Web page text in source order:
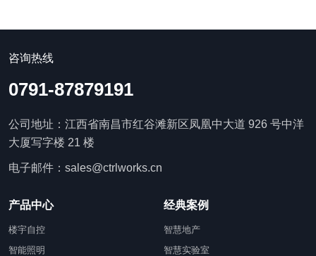
咨询热线
0791-87879191
公司地址：江西省南昌市红谷滩新区凤凰中大道 926 号中洋
大厦写字楼 21 楼
电子邮件：sales@ctrlworks.cn
产品中心
楼宇自控
智能照明
经典案例
智慧地产
智慧实验室